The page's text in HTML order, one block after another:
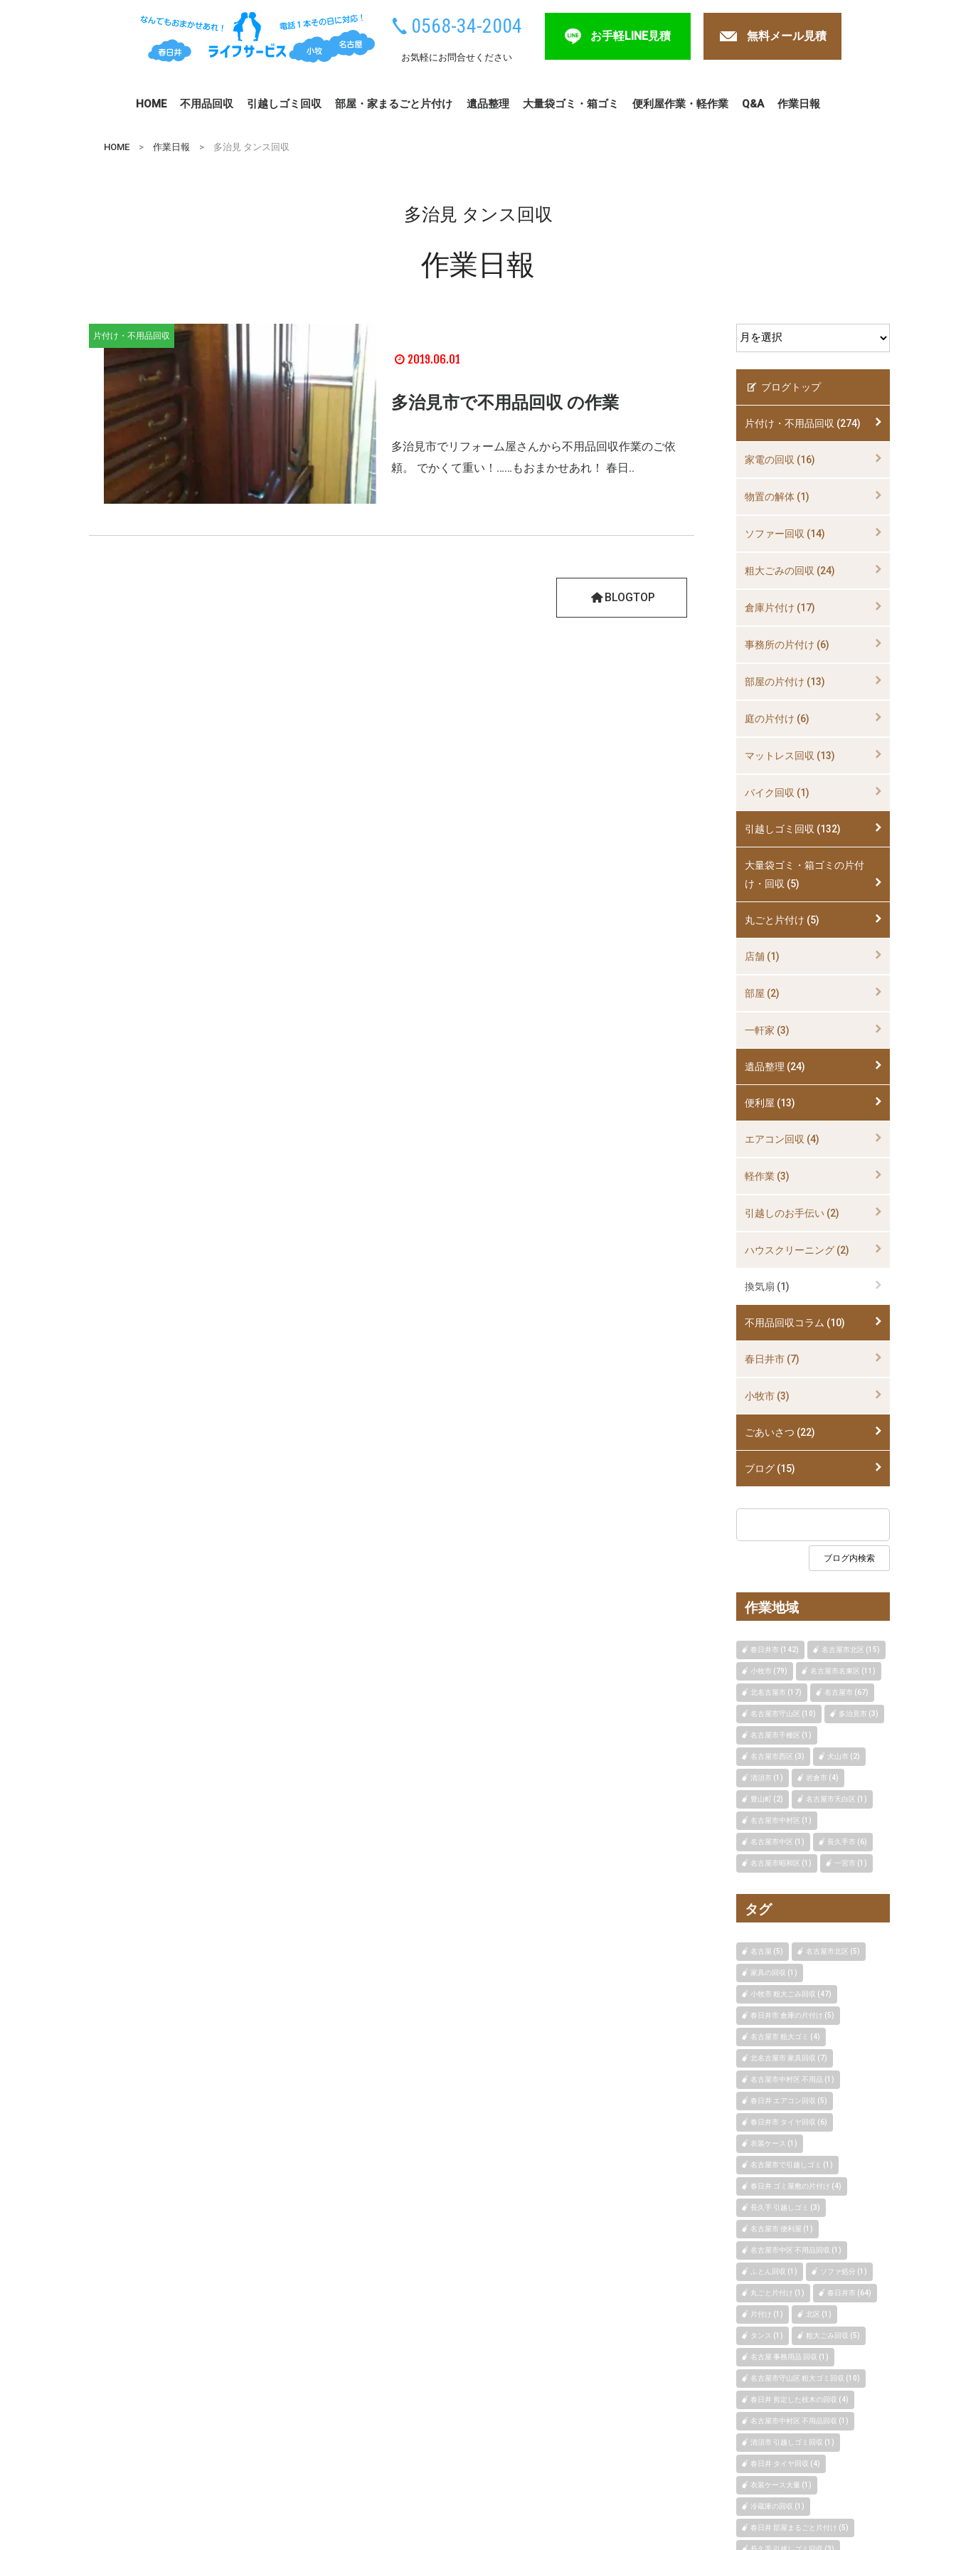
0568-34-2004
お気軽にお問合せください
お手軽LINE見積 無料メール見積
HOME 不用品回収 引越しゴミ回収 部屋・家まるごと片付け 遺品整理 大量袋ゴミ・箱ゴミ 便利屋作業・軽作業 Q&A 作業日報
HOME > 作業日報 > 多治見 タンス回収
多治見 タンス回収
作業日報
片付け・不用品回収
2019.06.01
多治見市で不用品回収 の作業
多治見市でリフォーム屋さんから不用品回収作業のご依
頼。 でかくて重い！……もおまかせあれ！ 春日..
BLOGTOP
ブログトップ
片付け・不用品回収 (274)
家電の回収 (16)
物置の解体 (1)
ソファー回収 (14)
粗大ごみの回収 (24)
倉庫片付け (17)
事務所の片付け (6)
部屋の片付け (13)
庭の片付け (6)
マットレス回収 (13)
バイク回収 (1)
引越しゴミ回収 (132)
大量袋ゴミ・箱ゴミの片付
け・回収 (5)
丸ごと片付け (5)
店舗 (1)
部屋 (2)
一軒家 (3)
遺品整理 (24)
便利屋 (13)
エアコン回収 (4)
軽作業 (3)
引越しのお手伝い (2)
ハウスクリーニング (2)
換気扇 (1)
不用品回収コラム (10)
春日井市 (7)
小牧市 (3)
ごあいさつ (22)
ブログ (15)
作業地域
春日井市 (142) 名古屋市北区 (15)
小牧市 (79) 名古屋市名東区 (11)
北名古屋市 (17) 名古屋市 (67)
名古屋市守山区 (10) 多治見市 (3)
名古屋市千種区 (1)
名古屋市西区 (3) 犬山市 (2)
清須市 (1) 岩倉市 (4)
豊山町 (2) 名古屋市天白区 (1)
名古屋市中村区 (1)
名古屋市中区 (1) 長久手市 (6)
名古屋市昭和区 (1) 一宮市 (1)
タグ
名古屋 (5) 名古屋市北区 (5)
家具の回収 (1)
小牧市 粗大ごみ回収 (47)
春日井市 倉庫の片付け (5)
名古屋市 粗大ゴミ (4)
北名古屋市 家具回収 (7)
名古屋市中村区 不用品 (1)
春日井 エアコン回収 (5)
春日井市 タイヤ回収 (6)
衣装ケース (1)
名古屋市で引越しゴミ (1)
春日井 ゴミ屋敷の片付け (4)
長久手 引越しゴミ (3)
名古屋市 便利屋 (1)
名古屋市中区 不用品回収 (1)
ふとん回収 (1) ソファ処分 (1)
丸ごと片付け (1) 春日井市 (64)
片付け (1) 北区 (1)
タンス (1) 粗大ごみ回収 (5)
名古屋 事務用品 回収 (1)
名古屋市守山区 粗大ゴミ回収 (10)
春日井 剪定した枝木の回収 (4)
名古屋市中村区 不用品回収 (1)
清須市 引越しゴミ回収 (1)
春日井 タイヤ回収 (4)
衣装ケース大量 (1)
冷蔵庫の回収 (1)
春日井 部屋まるごと片付け (5)